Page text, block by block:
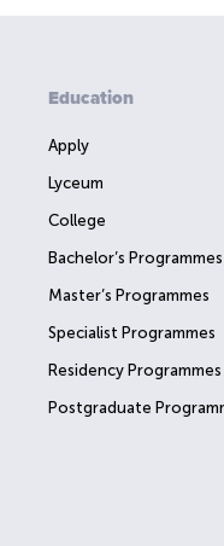
Education
Apply
Lyceum
College
Bachelor’s Programmes
Master’s Programmes
Specialist Programmes
Residency Programmes
Postgraduate